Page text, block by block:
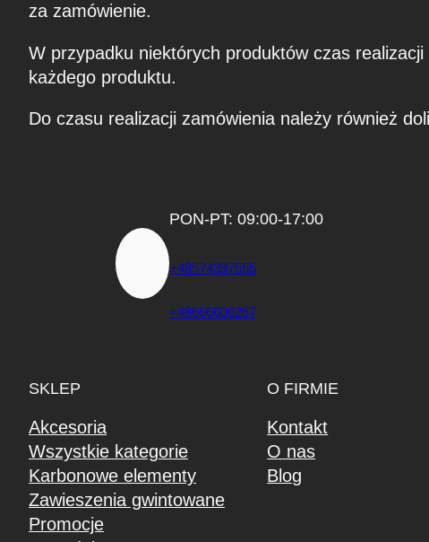
za zamówienie.
W przypadku niektórych produktów czas realizacji
każdego produktu.
Do czasu realizacji zamówienia należy również
PON-PT: 09:00-17:00
+48574397555
+48666606267
SKLEP
Akcesoria
Wszystkie kategorie
Karbonowe elementy
Zawieszenia gwintowane
Promocje
O FIRMIE
Kontakt
O nas
Blog